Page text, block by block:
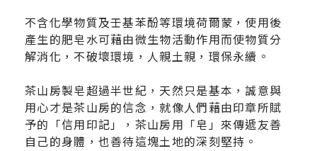
不含化學物質及壬基苯酚等環境荷爾蒙，使用後
產生的肥皂水可藉由微生物活動作用而使物質分
解消化，不破壞環境，人親土親，環保永續。
茶山房製皂超過半世紀，天然只是基本，誠意與
用心才是茶山房的信念，就像人們藉由印章所賦
予的「信用印記」，茶山房用「皂」來傳遞友善
自己的身體，也善待這塊土地的深刻堅持。